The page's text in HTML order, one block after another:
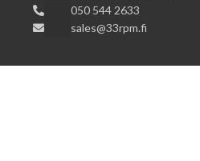
050 544 2633
sales@33rpm.fi